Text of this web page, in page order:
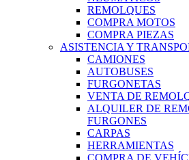
REMOLQUES
COMPRA MOTOS
COMPRA PIEZAS
ASISTENCIA Y
CAMIONES
AUTOBUSES
FURGONETAS
VENTA DE
ALQUILER DE
FURGONES
CARPAS
HERRAMIENTAS
COMPRA DE